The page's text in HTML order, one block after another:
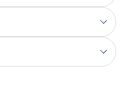
verwisselen incontinentie
voor verpleegkundigen door